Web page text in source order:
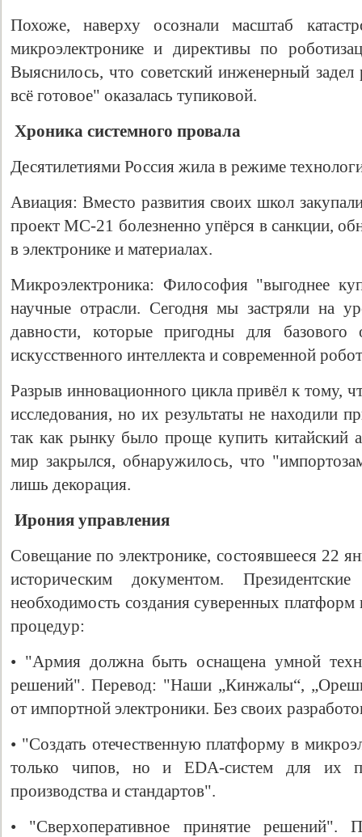
Похоже, наверху осознали масштаб
микроэлектронике и директивы по
Выяснилось, что советский инженерный задел
всё готовое" оказалась тупиковой.
Хроника системного провала
Десятилетиями Россия жила в режиме
Авиация: Вместо развития своих школ
проект МС-21 болезненно упёрся в санкции,
в электронике и материалах.
Микроэлектроника: Философия "выгоднее
научные отрасли. Сегодня мы застряли на
давности, которые пригодны для
искусственного интеллекта и современной
Разрыв инновационного цикла привёл к тому,
исследования, но их результаты не находили
так как рынку было проще купить китайский
мир закрылся, обнаружилось, что
лишь декорация.
Ирония управления
Совещание по электронике, состоявшееся 22
историческим документом.
необходимость создания суверенных
процедур:
• "Армия должна быть оснащена умной
решений". Перевод: "Наши „Кинжалы“,
от импортной электроники. Без своих
• "Создать отечественную платформу в
только чипов, но и EDA-систем для их
производства и стандартов".
• "Сверхоперативное принятие решений".